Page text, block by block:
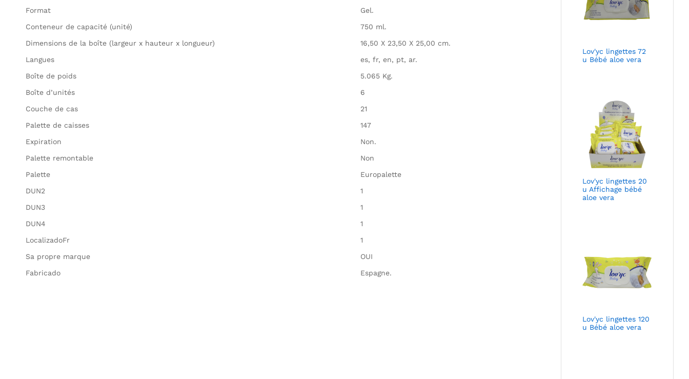
Format
Gel.
Conteneur de capacité (unité)
750 ml.
Dimensions de la boîte (largeur x hauteur x longueur)
16,50 X 23,50 X 25,00 cm.
Langues
es, fr, en, pt, ar.
Boîte de poids
5.065 Kg.
Boîte d’unités
6
Couche de cas
21
Palette de caisses
147
Expiration
Non.
Palette remontable
Non
Palette
Europalette
DUN2
1
DUN3
1
DUN4
1
LocalizadoFr
1
Sa propre marque
OUI
Fabricado
Espagne.
Lov'yc lingettes 72
u Bébé aloe vera
Lov'yc lingettes 20
u Affichage bébé
aloe vera
Lov'yc lingettes 120
u Bébé aloe vera